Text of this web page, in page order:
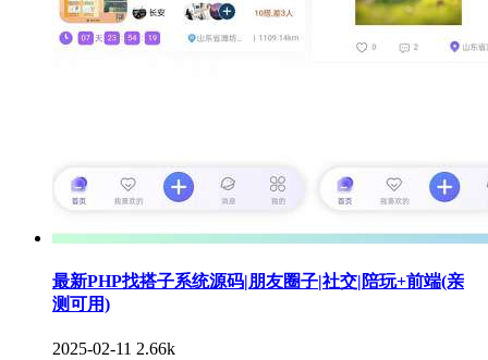
最新PHP找搭子系统源码|朋友圈子|社交|陪玩+前端(亲
测可用)
2025-02-11 2.66k